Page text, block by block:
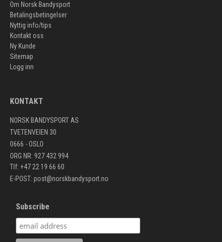
Om Norsk Bandysport
Betalingsbetingelser
Nyttig info/tips
Kontakt oss
Ny Kunde
Sitemap
Logg inn
KONTAKT
NORSK BANDYSPORT AS
TVETENVEIEN 30
0666 - OSLO
ORG NR: 927 432 994
Tlf: +47 22 19 66 60
E-POST: post@norskbandysport.no
Subscribe